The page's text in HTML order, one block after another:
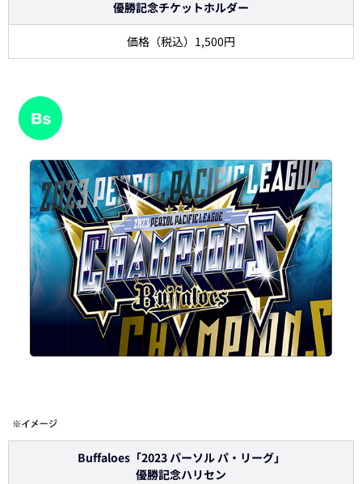
優勝記念チケットホルダー
価格（税込）1,500円
Buffaloes「2023 パーソル パ・リーグ」
優勝記念ハリセン